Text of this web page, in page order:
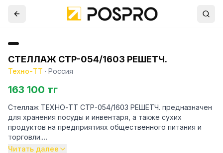
СТЕЛЛАЖ СТР-054/1603 РЕШЕТЧ.
Техно-ТТ · Россия
163 100 тг
Стеллаж ТЕХНО-ТТ СТР-054/1603 РЕШЕТЧ. предназначен
для хранения посуды и инвентаря, а также сухих
продуктов на предприятиях общественного питания и
торговли.
Читать далее